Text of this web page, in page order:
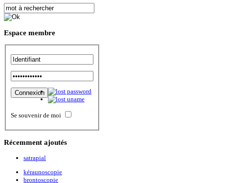
Espace membre
Se souvenir de moi
Récemment ajoutés
satrapial
kéraunoscopie
brontoscopie